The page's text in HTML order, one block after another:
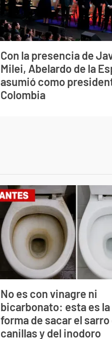
Con la presencia de
Milei, Abelardo de la
asumió como
Colombia
No es con vinagre ni
bicarbonato: esta es la
forma de sacar el sarro
canillas y del inodoro